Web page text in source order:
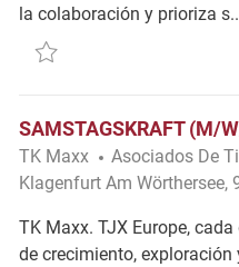
la colaboración y prioriza
Salvar Samstagskraft
SAMSTAGSKRAFT (M/
TK Maxx Categoría
Asociados De
Klagenfurt Am Wörthersee,
TK Maxx. TJX Europe,
de crecimiento,